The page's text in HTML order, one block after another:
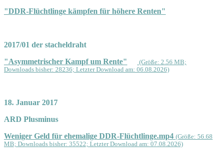
"DDR-Flüchtlinge kämpfen für höhere Renten"
2017/01 der stacheldraht
"Asymmetrischer Kampf um Rente"
(Größe: 2.56 MB;
Downloads bisher: 28236; Letzter Download am: 06.08.2026)
18. Januar 2017
ARD Plusminus
Weniger Geld für ehemalige DDR-Flüchtlinge.mp4 (Größe: 56.68
MB; Downloads bisher: 35522; Letzter Download am: 07.08.2026)